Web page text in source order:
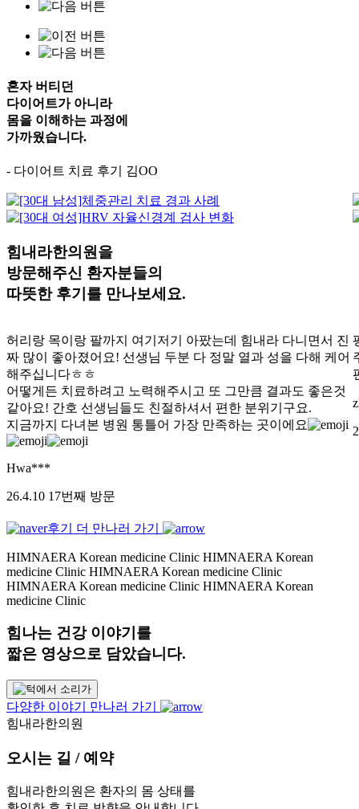
혼자 버티던
다이어트가 아니라
몸을 이해하는 과정에
가까웠습니다.
- 다이어트 치료 후기 김OO
힘내라한의원을
방문해주신 환자분들의
따뜻한 후기 를 만나보세요.
허리랑 목이랑 팔까지 여기저기 아팠는데 힘내라 다니면서 진
짜 많이 좋아졌어요! 선생님 두분 다 정말 열과 성을 다해 케어
해주십니다ㅎㅎ
어떻게든 치료하려고 노력해주시고 또 그만큼 결과도 좋은것
같아요! 간호 선생님들도 친절하셔서 편한 분위기구요.
지금까지 다녀본 병원 통틀어 가장 만족하는 곳이에요
Hwa***
26.4.10 17번째 방문
후기 더 만나러 가기
HIMNAERA Korean medicine Clinic HIMNAERA Korean
medicine Clinic HIMNAERA Korean medicine Clinic
HIMNAERA Korean medicine Clinic HIMNAERA Korean
medicine Clinic
힘나는 건강 이야기 를
짧은 영상으로 담았습니다.
다양한 이야기 만나러 가기
힘내라한의원
오시는 길 / 예약
힘내라한의원은 환자의 몸 상태를